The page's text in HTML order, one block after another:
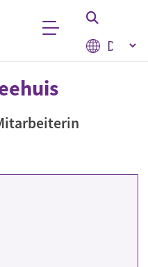
Select